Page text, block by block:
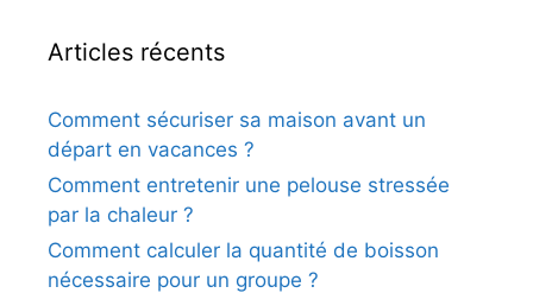
Articles récents
Comment sécuriser sa maison avant un
départ en vacances ?
Comment entretenir une pelouse stressée
par la chaleur ?
Comment calculer la quantité de boisson
nécessaire pour un groupe ?